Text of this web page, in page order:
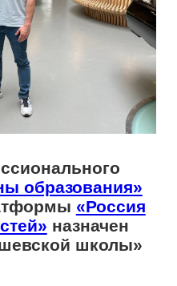
«Россия
школы»
для
старше 18
в План
педагога